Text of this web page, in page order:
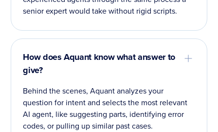
senior expert would take without rigid scripts.
How does Aquant know what answer to
give?
Behind the scenes, Aquant analyzes your
question for intent and selects the most relevant
AI agent, like suggesting parts, identifying error
codes, or pulling up similar past cases.